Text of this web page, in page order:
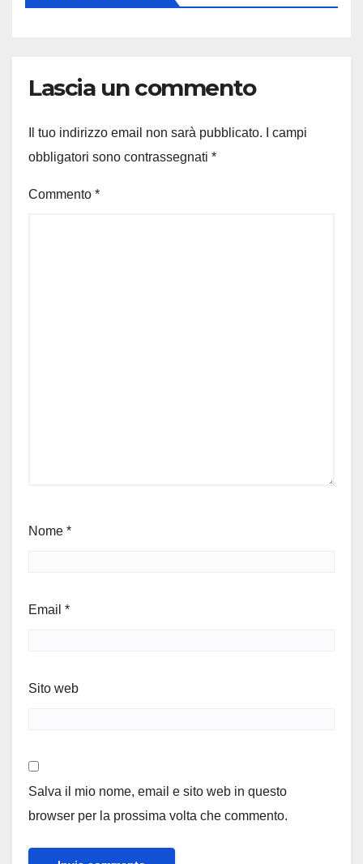
Lascia un commento
Il tuo indirizzo email non sarà pubblicato.
I campi
obbligatori sono contrassegnati *
Commento *
Nome *
Email *
Sito web
Salva il mio nome, email e sito web in questo
browser per la prossima volta che commento.